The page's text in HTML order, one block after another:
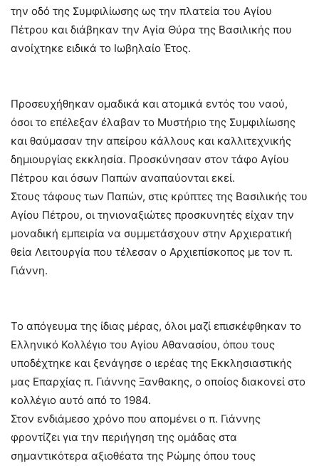
την οδό της Συμφιλίωσης ως την πλατεία του Αγίου
Πέτρου και διάβηκαν την Αγία Θύρα της Βασιλικής που
ανοίχτηκε ειδικά το Ιωβηλαίο Έτος.
Προσευχήθηκαν ομαδικά και ατομικά εντός του ναού,
όσοι το επέλεξαν έλαβαν το Μυστήριο της Συμφιλίωσης
και θαύμασαν την απείρου κάλλους και καλλιτεχνικής
δημιουργίας εκκλησία. Προσκύνησαν στον τάφο Αγίου
Πέτρου και όσων Παπών αναπαύονται εκεί.
Στους τάφους των Παπών, στις κρύπτες της Βασιλικής του
Αγίου Πέτρου, οι τηνιοναξιώτες προσκυνητές είχαν την
μοναδική εμπειρία να συμμετάσχουν στην Αρχιερατική
θεία Λειτουργία που τέλεσαν ο Αρχιεπίσκοπος με τον π.
Γιάννη.
Το απόγευμα της ίδιας μέρας, όλοι μαζί επισκέφθηκαν το
Ελληνικό Κολλέγιο του Αγίου Αθανασίου, όπου τους
υποδέχτηκε και ξενάγησε ο ιερέας της Εκκλησιαστικής
μας Επαρχίας π. Γιάννης Ξανθακης, ο οποίος διακονεί στο
κολλέγιο αυτό από το 1984.
Στον ενδιάμεσο χρόνο που απομένει ο π. Γιάννης
φροντίζει για την περιήγηση της ομάδας στα
σημαντικότερα αξιοθέατα της Ρώμης όπου τους